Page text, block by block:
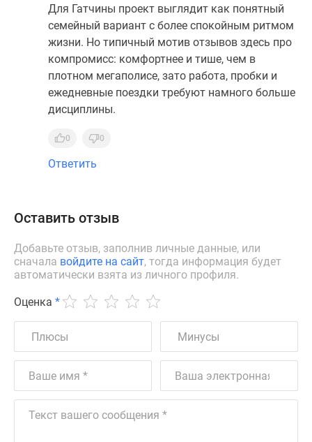
Для Гатчины проект выглядит как понятный
семейный вариант с более спокойным ритмом
жизни. Но типичный мотив отзывов здесь про
компромисс: комфортнее и тише, чем в
плотном мегаполисе, зато работа, пробки и
ежедневные поездки требуют намного больше
дисциплины.
0 0
Ответить
Оставить отзыв
Добавьте отзыв, заполнив личные данные, или
сначала войдите на сайт, тогда информация будет
автоматически взята из личного профиля.
Оценка *